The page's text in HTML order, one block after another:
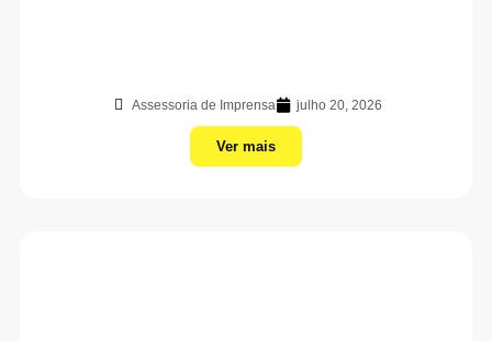
Assessoria de Imprensa julho 20, 2026
Ver mais